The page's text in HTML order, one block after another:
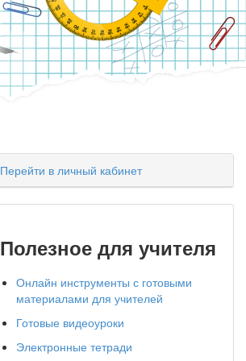
Перейти в личный кабинет
Полезное для учителя
Онлайн инструменты с готовыми
материалами для учителей
Готовые видеоуроки
Электронные тетради